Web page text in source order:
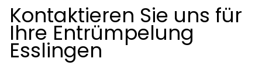
Kontaktieren Sie uns für
Ihre Entrümpelung
Esslingen